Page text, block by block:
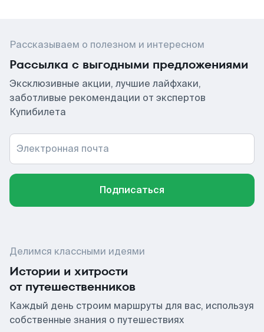
Рассказываем о полезном и интересном
Рассылка с выгодными предложениями
Эксклюзивные акции, лучшие лайфхаки,
заботливые рекомендации от экспертов
Купибилета
Электронная почта
Подписаться
Делимся классными идеями
Истории и хитрости
от путешественников
Каждый день строим маршруты для вас, используя
собственные знания о путешествиях